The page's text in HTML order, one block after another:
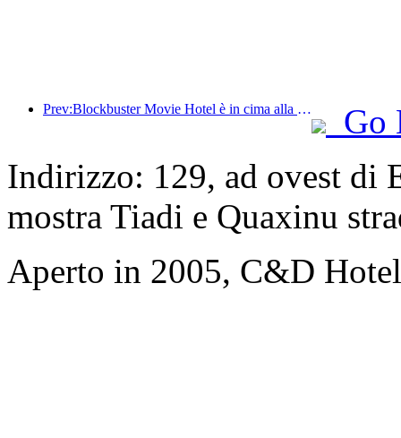
Prev:Blockbuster Movie Hotel è in cima alla lista degli hotel a tema cinematografico e l'influenza del suo marchio è stata migliorata
Go
Indirizzo: 129, ad ovest di
mostra Tiadi e Quaxinu
Aperto in 2005, C&D